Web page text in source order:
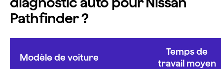
Pathfinder ?
Modèle de voiture
Temps de
travail moyen